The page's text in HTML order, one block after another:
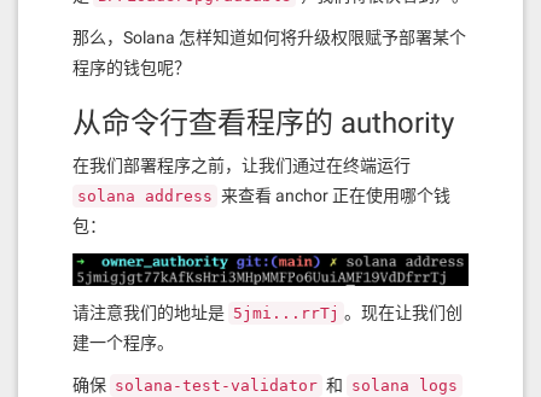
那么，Solana 怎样知道如何将升级权限赋予部署某个
程序的钱包呢？
从命令行查看程序的 authority
在我们部署程序之前，让我们通过在终端运行
solana address 来查看 anchor 正在使用哪个钱
包：
请注意我们的地址是 5jmi...rrTj 。现在让我们创
建一个程序。
确保 solana-test-validator 和 solana logs